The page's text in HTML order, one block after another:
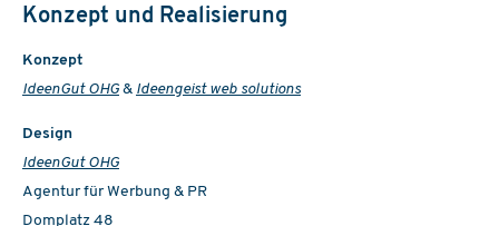
Konzept und Realisierung
Konzept
IdeenGut OHG & Ideengeist web solutions
Design
IdeenGut OHG
Agentur für Werbung & PR
Domplatz 48